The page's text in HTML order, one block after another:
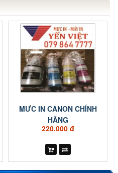
MƯC IN CANON CHÍNH
HÃNG
220.000 đ